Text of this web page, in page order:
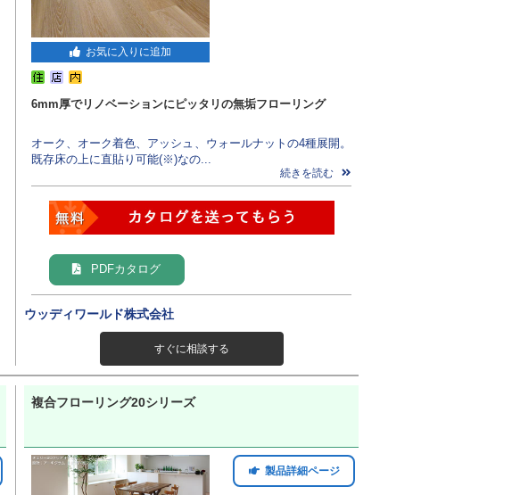
お気に入りに追加
6mm厚でリノベーションにピッタリの無垢フローリング
オーク、オーク着色、アッシュ、ウォールナットの4種展開。
既存床の上に直貼り可能(※)なの...
続きを読む
PDFカタログ
ウッディワールド株式会社
すぐに相談する
複合フローリング20シリーズ
製品詳細ページ